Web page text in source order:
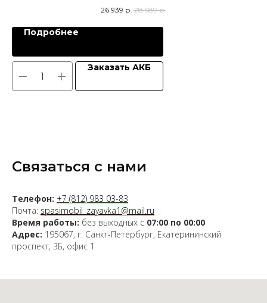
26 939 р. 28 589 р.
Подробнее
Заказать АКБ
Связаться с нами
Телефон: +7 (812) 983 03-83
Почта: spasimobil_zayavka1@mail.ru
Время работы: без выходных с 07:00 по 00:00
Адрес: 195067, г. Санкт-Петербург, Екатерининский
проспект, 3Б, офис 1